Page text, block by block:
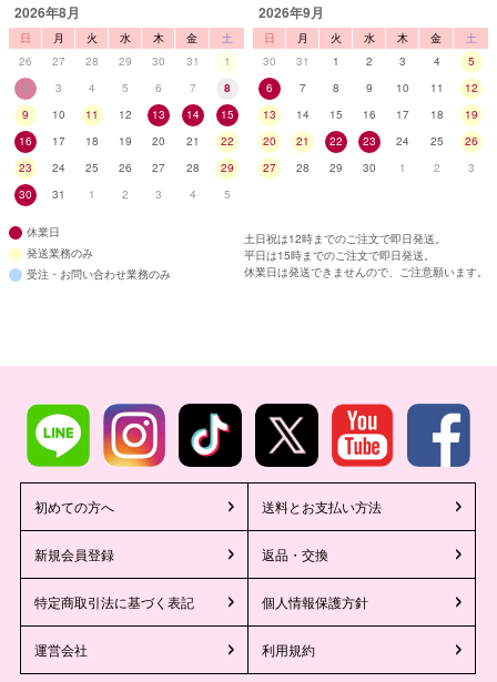
2026年8月
日 月 火 水 木 金
土
26
27 28 29 30 31
1
2
3 4 5 6 7
8
9
10 11 12 13 14
15
16
17 18 19 20 21
22
23
24 25 26 27 28
29
30
31 1 2 3 4 5
2026年9月
日 月 火 水 木 金
土
30
31 1 2 3 4
5
6
7 8 9 10 11
12
13
14 15 16 17 18
19
20
21 22 23 24 25
26
27
28 29 30 1 2 3
休業日
発送業務のみ
受注・お問い合わせ業務のみ
土日祝は12時までのご注文で即日発送。
平日は15時までのご注文で即日発送。
休業日は発送できませんので、ご注意願います。
初めての方へ 送料とお支払い方法
新規会員登録 返品・交換
特定商取引法に基づく表記 個人情報保護方針
運営会社 利用規約